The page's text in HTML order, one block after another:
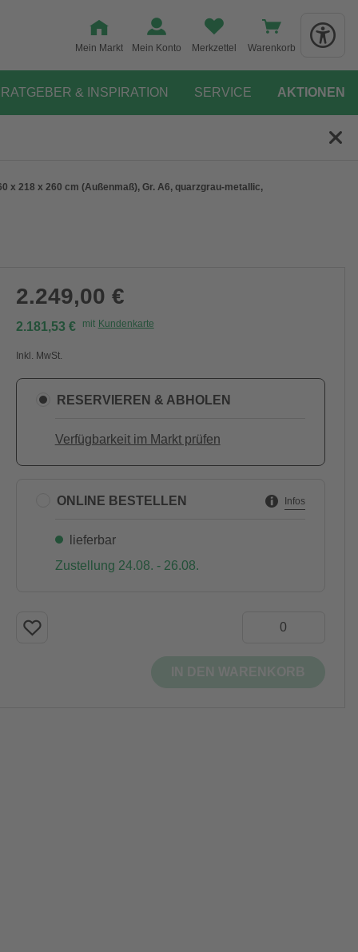
Mein Markt Mein Konto Merkzettel Warenkorb
RATGEBER & INSPIRATION SERVICE AKTIONEN
x 218 x 260 cm (Außenmaß), Gr. A6, quarzgrau-metallic,
2.249,00 €
2.181,53 € mit Kundenkarte
Inkl. MwSt.
RESERVIEREN & ABHOLEN
Verfügbarkeit im Markt prüfen
ONLINE BESTELLEN Infos
lieferbar
Zustellung 24.08. - 26.08.